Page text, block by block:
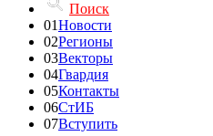
Поиск
01Новости
02Регионы
03Векторы
04Гвардия
05Контакты
06СтИБ
07Вступить